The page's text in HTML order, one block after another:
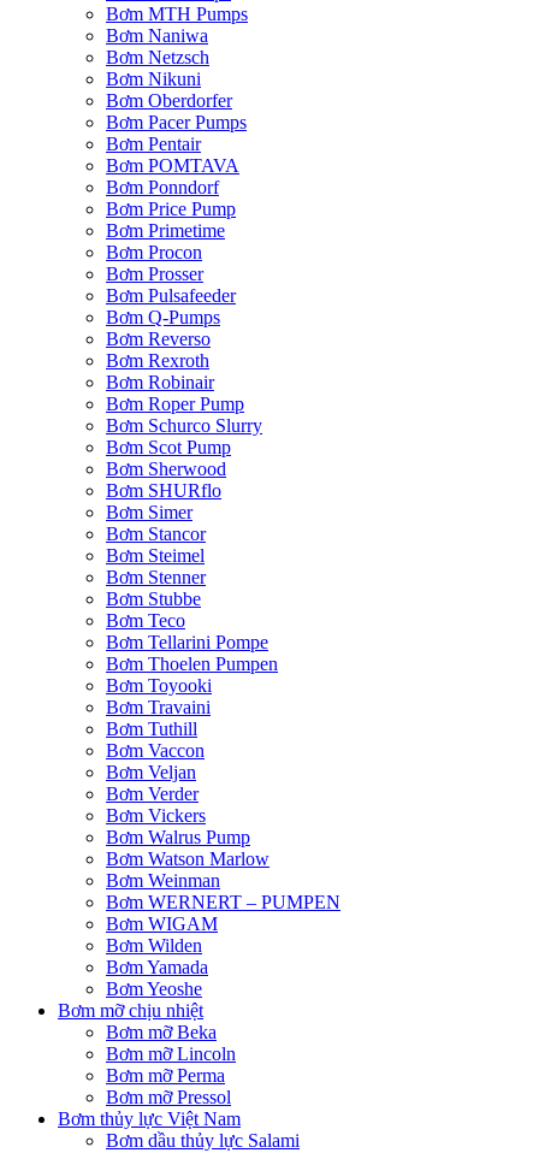
Bơm MTH Pumps
Bơm Naniwa
Bơm Netzsch
Bơm Nikuni
Bơm Oberdorfer
Bơm Pacer Pumps
Bơm Pentair
Bơm POMTAVA
Bơm Ponndorf
Bơm Price Pump
Bơm Primetime
Bơm Procon
Bơm Prosser
Bơm Pulsafeeder
Bơm Q-Pumps
Bơm Reverso
Bơm Rexroth
Bơm Robinair
Bơm Roper Pump
Bơm Schurco Slurry
Bơm Scot Pump
Bơm Sherwood
Bơm SHURflo
Bơm Simer
Bơm Stancor
Bơm Steimel
Bơm Stenner
Bơm Stubbe
Bơm Teco
Bơm Tellarini Pompe
Bơm Thoelen Pumpen
Bơm Toyooki
Bơm Travaini
Bơm Tuthill
Bơm Vaccon
Bơm Veljan
Bơm Verder
Bơm Vickers
Bơm Walrus Pump
Bơm Watson Marlow
Bơm Weinman
Bơm WERNERT – PUMPEN
Bơm WIGAM
Bơm Wilden
Bơm Yamada
Bơm Yeoshe
Bơm mỡ chịu nhiệt
Bơm mỡ Beka
Bơm mỡ Lincoln
Bơm mỡ Perma
Bơm mỡ Pressol
Bơm thủy lực Việt Nam
Bơm dầu thủy lực Salami